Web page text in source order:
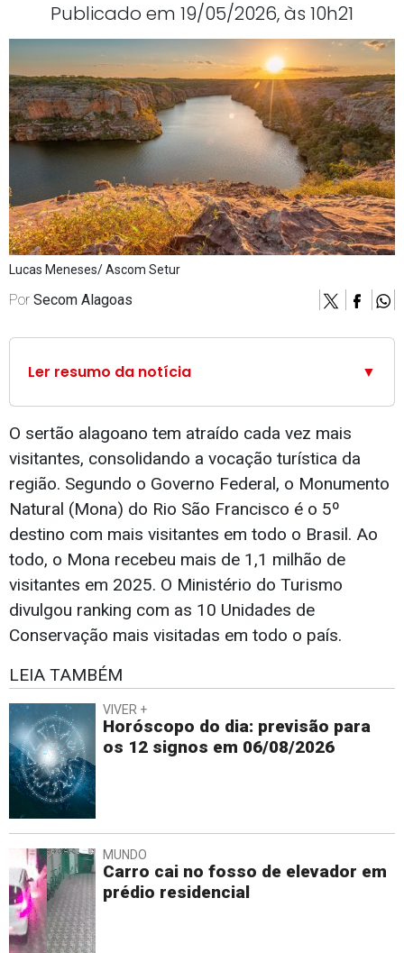
Publicado em 19/05/2026, às 10h21
Lucas Meneses/ Ascom Setur
Por Secom Alagoas
Ler resumo da notícia ▼
O sertão alagoano tem atraído cada vez mais
visitantes, consolidando a vocação turística da
região. Segundo o Governo Federal, o Monumento
Natural (Mona) do Rio São Francisco é o 5º
destino com mais visitantes em todo o Brasil. Ao
todo, o Mona recebeu mais de 1,1 milhão de
visitantes em 2025. O Ministério do Turismo
divulgou ranking com as 10 Unidades de
Conservação mais visitadas em todo o país.
LEIA TAMBÉM
VIVER +
Horóscopo do dia: previsão para
os 12 signos em 06/08/2026
MUNDO
Carro cai no fosso de elevador em
prédio residencial